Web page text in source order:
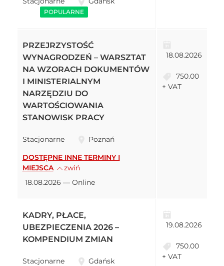
POPULARNE
PRZEJRZYSTOŚĆ
WYNAGRODZEŃ – WARSZTAT
NA WZORACH DOKUMENTÓW
I MINISTERIALNYM
NARZĘDZIU DO
WARTOŚCIOWANIA
STANOWISK PRACY
Stacjonarne Poznań
DOSTĘPNE INNE TERMINY I
MIEJSCA
zwiń
18.08.2026 — Online
18.08.2026
750.00
+ VAT
KADRY, PŁACE,
UBEZPIECZENIA 2026 –
KOMPENDIUM ZMIAN
Stacjonarne Gdańsk
19.08.2026
750.00
+ VAT